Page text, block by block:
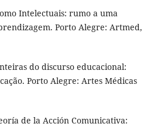
como Intelectuais: rumo a uma
Porto Alegre: Artmed,
do discurso educacional:
Porto Alegre: Artes Médicas
de la Acción Comunicativa: